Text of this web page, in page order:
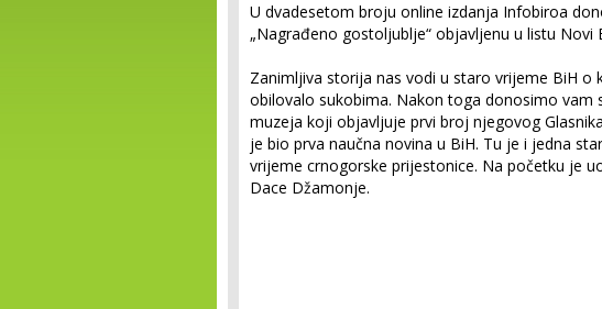
U dvadesetom broju online izdanja Infobiroa
„Nagrađeno gostoljublje“ objavljenu u listu Novi
Zanimljiva storija nas vodi u staro vrijeme BiH o
obilovalo sukobima. Nakon toga donosimo vam
muzeja koji objavljuje prvi broj njegovog
je bio prva naučna novina u BiH. Tu je i jedna
vrijeme crnogorske prijestonice. Na početku je
Dace Džamonje.